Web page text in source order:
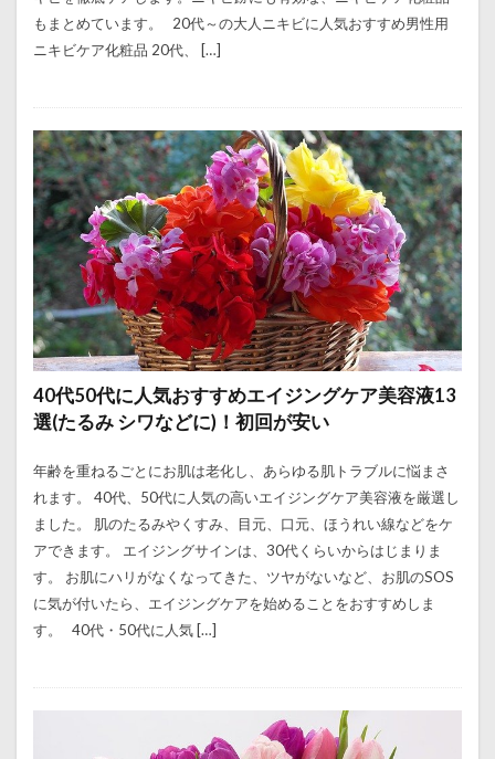
もまとめています。 20代～の大人ニキビに人気おすすめ男性用
ニキビケア化粧品 20代、 […]
40代50代に人気おすすめエイジングケア美容液13
選(たるみ シワなどに)！初回が安い
年齢を重ねるごとにお肌は老化し、あらゆる肌トラブルに悩まさ
れます。 40代、50代に人気の高いエイジングケア美容液を厳選し
ました。 肌のたるみやくすみ、目元、口元、ほうれい線などをケ
アできます。 エイジングサインは、30代くらいからはじまりま
す。 お肌にハリがなくなってきた、ツヤがないなど、お肌のSOS
に気が付いたら、エイジングケアを始めることをおすすめしま
す。 40代・50代に人気 […]